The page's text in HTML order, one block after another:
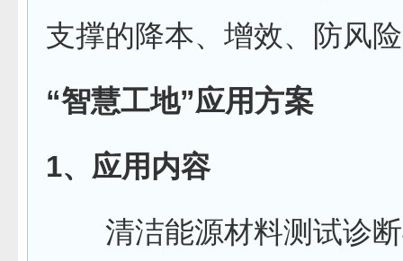
支撑的降本、增效、防风
“智慧工地”应用方案
1、应用内容
清洁能源材料测试诊断